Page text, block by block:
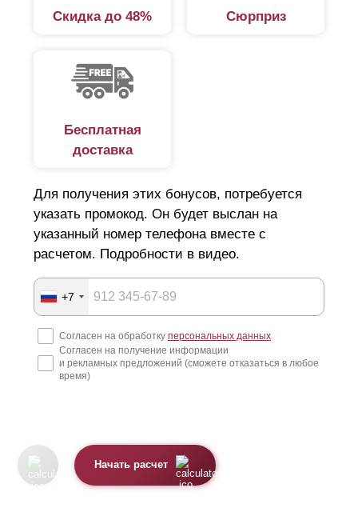
Скидка до 48% Сюрприз
Бесплатная
доставка
Для получения этих бонусов, потребуется
указать промокод. Он будет выслан на
указанный номер телефона вместе с
расчетом. Подробности в видео.
+7
Согласен на обработку персональных данных
Согласен на получение информации
и рекламных предложений (сможете отказаться в любое
время)
Начать расчет